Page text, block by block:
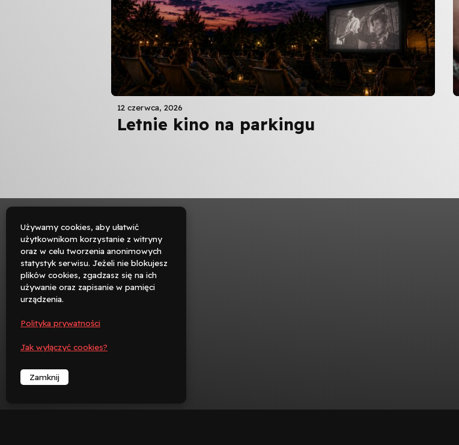
12 czerwca, 2026
Letnie kino na parkingu

Rezerwuj

︁
︁
Używamy cookies, aby ułatwić
użytkownikom korzystanie z witryny
oraz w celu tworzenia anonimowych
statystyk serwisu. Jeżeli nie blokujesz
plików cookies, zgadzasz się na ich
używanie oraz zapisanie w pamięci
urządzenia.
Polityka prywatności
Jak wyłączyć cookies?
Zamknij